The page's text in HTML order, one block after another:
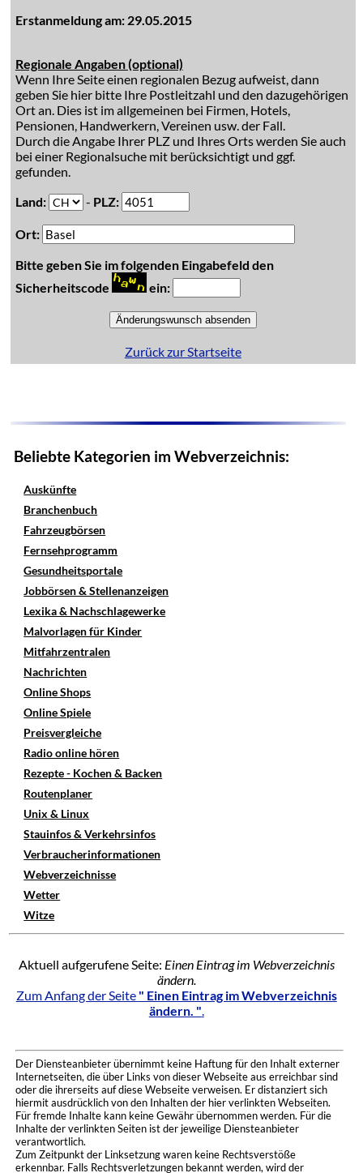
Erstanmeldung am: 29.05.2015
Regionale Angaben (optional)
Wenn Ihre Seite einen regionalen Bezug aufweist, dann
geben Sie hier bitte Ihre Postleitzahl und den dazugehörigen
Ort an. Dies ist im allgemeinen bei Firmen, Hotels,
Pensionen, Handwerkern, Vereinen usw. der Fall.
Durch die Angabe Ihrer PLZ und Ihres Orts werden Sie auch
bei einer Regionalsuche mit berücksichtigt und ggf.
gefunden.
Land:
- PLZ:
Ort:
Bitte geben Sie im folgenden Eingabefeld den
Sicherheitscode
ein:
Zurück zur Startseite
Beliebte Kategorien im Webverzeichnis:
Auskünfte
Branchenbuch
Fahrzeugbörsen
Fernsehprogramm
Gesundheitsportale
Jobbörsen & Stellenanzeigen
Lexika & Nachschlagewerke
Malvorlagen für Kinder
Mitfahrzentralen
Nachrichten
Online Shops
Online Spiele
Preisvergleiche
Radio online hören
Rezepte - Kochen & Backen
Routenplaner
Unix & Linux
Stauinfos & Verkehrsinfos
Verbraucherinformationen
Webverzeichnisse
Wetter
Witze
Aktuell aufgerufene Seite: Einen Eintrag im Webverzeichnis
ändern.
Zum Anfang der Seite " Einen Eintrag im Webverzeichnis
ändern. ".
Der Diensteanbieter übernimmt keine Haftung für den Inhalt externer
Internetseiten, die über Links von dieser Webseite aus erreichbar sind
oder die ihrerseits auf diese Webseite verweisen. Er distanziert sich
hiermit ausdrücklich von den Inhalten der hier verlinkten Webseiten.
Für fremde Inhalte kann keine Gewähr übernommen werden. Für die
Inhalte der verlinkten Seiten ist der jeweilige Diensteanbieter
verantwortlich.
Zum Zeitpunkt der Linksetzung waren keine Rechtsverstöße
erkennbar. Falls Rechtsverletzungen bekannt werden, wird der